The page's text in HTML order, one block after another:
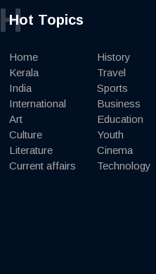
Hot Topics
H
Home
Kerala
India
International
Art
Culture
Literature
Current affairs
History
Travel
Sports
Business
Education
Youth
Cinema
Technology